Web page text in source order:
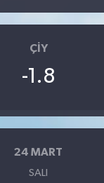
ÇIY
-1.8
24 MART
SALI